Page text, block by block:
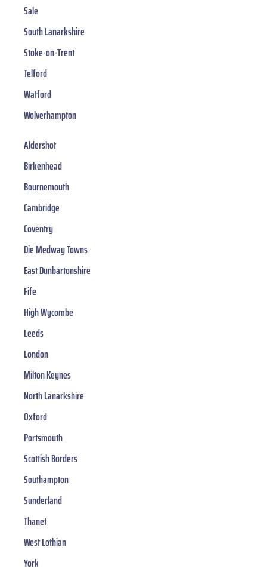
Sale
South Lanarkshire
Stoke-on-Trent
Telford
Watford
Wolverhampton
Aldershot
Birkenhead
Bournemouth
Cambridge
Coventry
Die Medway Towns
East Dunbartonshire
Fife
High Wycombe
Leeds
London
Milton Keynes
North Lanarkshire
Oxford
Portsmouth
Scottish Borders
Southampton
Sunderland
Thanet
West Lothian
York